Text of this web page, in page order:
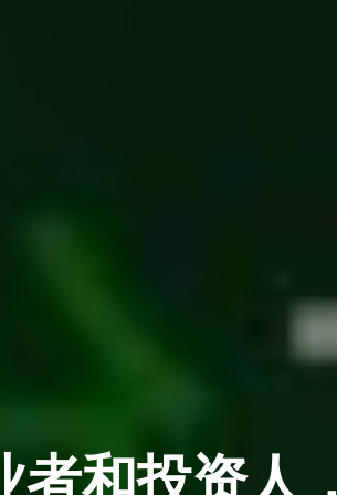
者和投资人